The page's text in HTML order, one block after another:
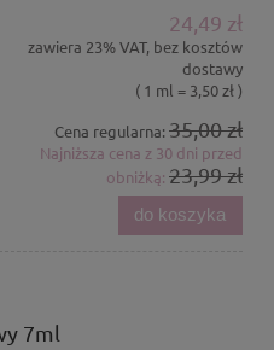
24,49 zł
zawiera 23% VAT, bez kosztów
dostawy
( 1 ml = 3,50 zł )
Cena regularna: 35,00 zł
Najniższa cena z 30 dni przed
obniżką: 23,99 zł
do koszyka
7ml